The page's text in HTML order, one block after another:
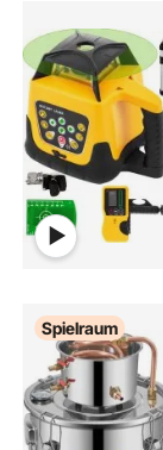
Spielraum